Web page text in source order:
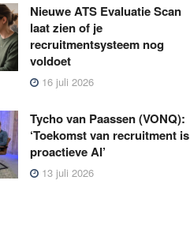
Nieuwe ATS Evaluatie Scan
laat zien of je
recruitmentsysteem nog
voldoet
16 juli 2026
Tycho van Paassen (VONQ):
‘Toekomst van recruitment is
proactieve AI’
13 juli 2026